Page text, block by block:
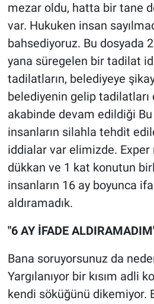
mezar oldu, hatta bir tane
var. Hukuken insan
bahsediyoruz. Bu dosyada
yana süregelen bir tadilat
tadilatların, belediyeye
belediyenin gelip tadilatları
akabinde devam edildiği Bu
insanların silahla tehdit
iddialar var elimizde. Exper
dükkan ve 1 kat konutun
insanların 16 ay boyunca
aldıramadık.
"6 AY İFADE
Bana soruyorsunuz da
Yargılanıyor bir kısım adli
kendi söküğünü dikemiyor.
Sağlık
Spor
Teknoloji
Türkiye'nin Geleceği
Türkiye'nin Gündemi
Yerel Gündem
Yerel Yaşam
Canlı Yayın